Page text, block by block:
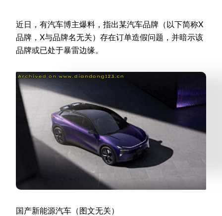
近日，有汽车博主爆料，指出某汽车品牌（以下简称X
品牌，X与品牌名无关）存在订单造假问题，并暗示该
品牌或已处于暴雷边缘。
国产新能源汽车（图文无关）